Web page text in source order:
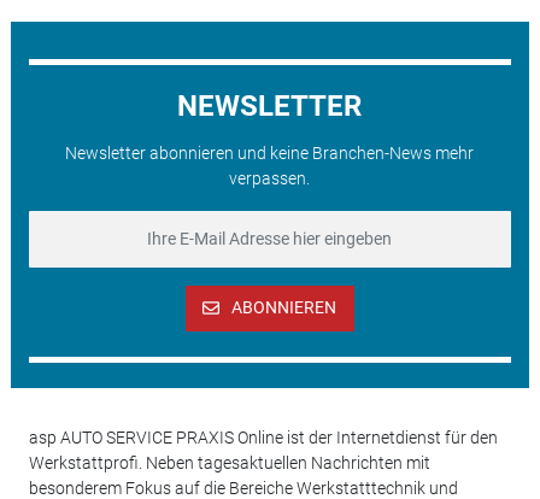
NEWSLETTER
Newsletter abonnieren und keine Branchen-News mehr
verpassen.
ABONNIEREN
asp AUTO SERVICE PRAXIS Online ist der Internetdienst für den
Werkstattprofi. Neben tagesaktuellen Nachrichten mit
besonderem Fokus auf die Bereiche Werkstatttechnik und